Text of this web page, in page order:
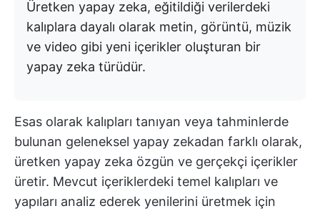
Üretken yapay zeka, eğitildiği verilerdeki
kalıplara dayalı olarak metin, görüntü, müzik
ve video gibi yeni içerikler oluşturan bir
yapay zeka türüdür.
Esas olarak kalıpları tanıyan veya tahminlerde
bulunan geleneksel yapay zekadan farklı olarak,
üretken yapay zeka özgün ve gerçekçi içerikler
üretir. Mevcut içeriklerdeki temel kalıpları ve
yapıları analiz ederek yenilerini üretmek için